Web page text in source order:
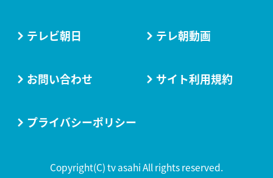
テレビ朝日 テレ朝動画
お問い合わせ サイト利用規約
プライバシーポリシー
Copyright(C) tv asahi All rights reserved.